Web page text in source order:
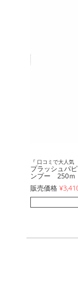
『 口コミで大人
プラッシュパ
ンプー 250
販売価格 ¥